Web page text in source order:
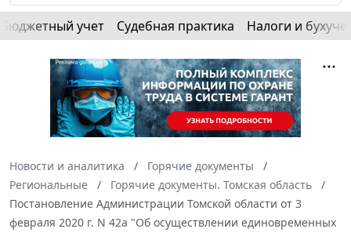
Бюджетный учет Судебная практика Налоги и
Новости и аналитика
Горячие документы
Региональные
Горячие документы. Томская область
Постановление Администрации Томской области от 3
февраля 2020 г. N 42а "Об осуществлении единовременных